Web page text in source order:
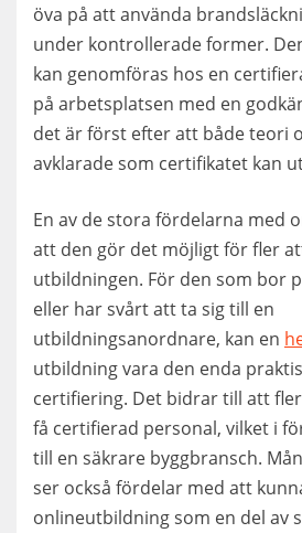
öva på att använda
under kontrollerade former.
kan genomföras hos en
på arbetsplatsen med en
det är först efter att både teori
avklarade som certifikatet kan
En av de stora fördelarna med
att den gör det möjligt för fler
utbildningen. För den som bor
eller har svårt att ta sig till en
utbildningsanordnare, kan en
utbildning vara den enda
certifiering. Det bidrar till att
få certifierad personal, vilket i
till en säkrare byggbransch.
ser också fördelar med att
onlineutbildning som en del av